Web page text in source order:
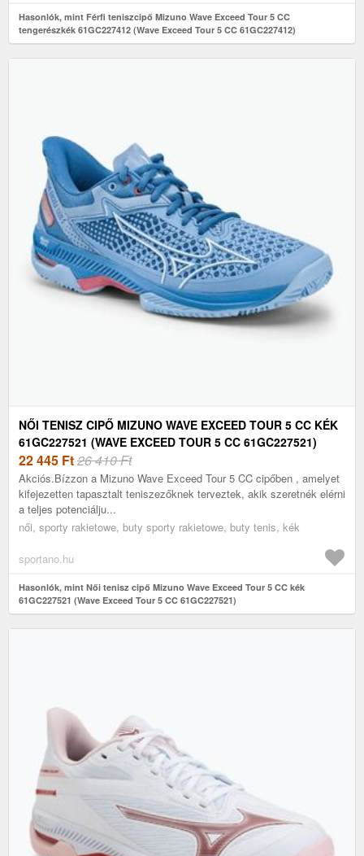
Hasonlók, mint Férfi teniszcipő Mizuno Wave Exceed Tour 5 CC
tengerészkék 61GC227412 (Wave Exceed Tour 5 CC 61GC227412)
NŐI TENISZ CIPŐ MIZUNO WAVE EXCEED TOUR 5 CC KÉK
61GC227521 (WAVE EXCEED TOUR 5 CC 61GC227521)
22 445 Ft26 410 Ft
Akciós.Bízzon a Mizuno Wave Exceed Tour 5 CC cipőben , amelyet
kifejezetten tapasztalt teniszezőknek terveztek, akik szeretnék elérni
a teljes potenciálju...
női, sporty rakietowe, buty sporty rakietowe, buty tenis, kék
sportano.hu
Hasonlók, mint Női tenisz cipő Mizuno Wave Exceed Tour 5 CC kék
61GC227521 (Wave Exceed Tour 5 CC 61GC227521)